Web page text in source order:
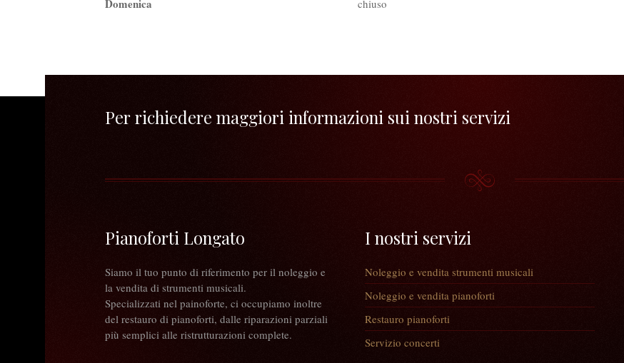
Domenica chiuso
Per richiedere maggiori informazioni sui nostri servizi
Pianoforti Longato
Siamo il tuo punto di riferimento per il noleggio e
la vendita di strumenti musicali.
Specializzati nel painoforte, ci occupiamo inoltre
del restauro di pianoforti, dalle riparazioni parziali
più semplici alle ristrutturazioni complete.
I nostri servizi
Noleggio e vendita strumenti musicali
Noleggio e vendita pianoforti
Restauro pianoforti
Servizio concerti